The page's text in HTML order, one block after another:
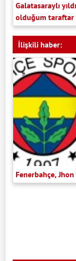
Galatasaraylı
olduğum taraftar
İlişkili haber:
Fenerbahçe, Jhon